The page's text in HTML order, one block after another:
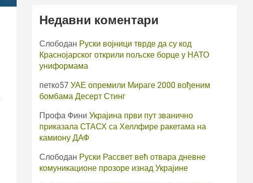
Недавни коментари
Слободан Руски војници тврде да су код
Краснојарског открили пољске борце у НАТО
униформама
петко57 УАЕ опремили Мираге 2000 вођеним
бомбама Десерт Стинг
Профа Фини Украјина први пут званично
приказала СТАСХ са Хеллфире ракетама на
камиону ДАФ
Слободан Руски Рассвет већ отвара дневне
комуникационе прозоре изнад Украјине